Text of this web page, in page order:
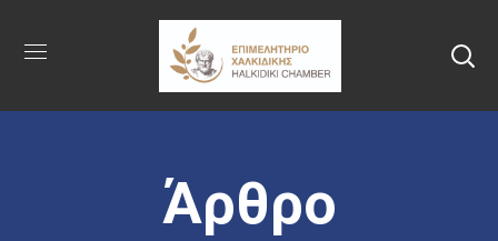
στο
περιεχόμενο
Άρθρο